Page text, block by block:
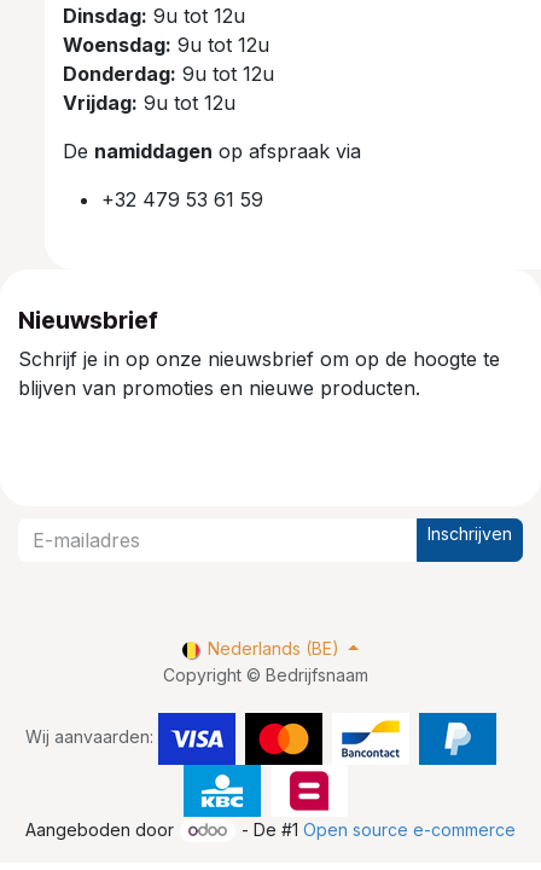
Dinsdag: 9u tot 12u
Woensdag: 9u tot 12u
Donderdag: 9u tot 12u
Vrijdag: 9u tot 12u
De namiddagen op afspraak via
+32 479 53 61 59
Nieuwsbrief
Schrijf je in op onze nieuwsbrief om op de hoogte te
blijven van promoties en nieuwe producten.
Inschrijven
Copyright © Bedrijfsnaam
Wij aanvaarden:
Nederlands (BE)
Aangeboden door - De #1Open source e-commerce